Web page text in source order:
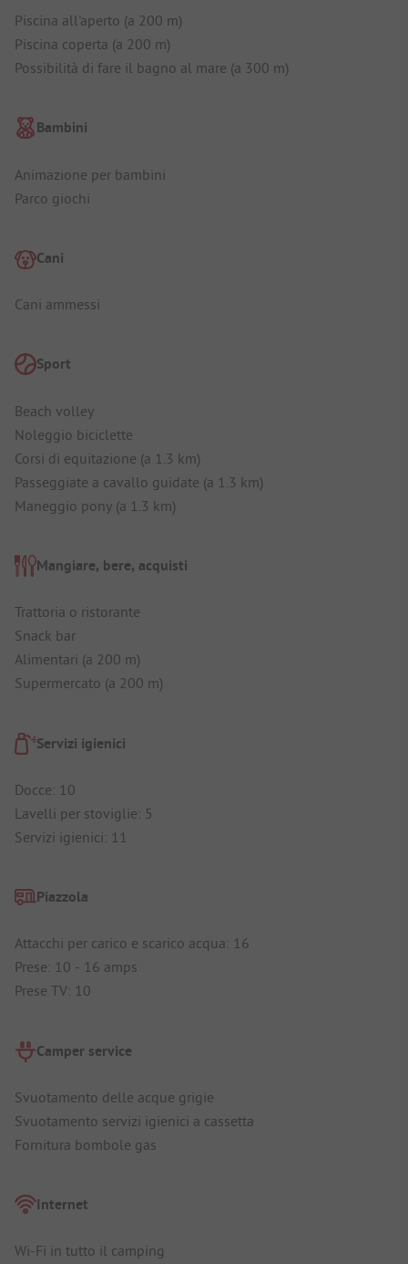
Piscina all'aperto (a 200 m)
Piscina coperta (a 200 m)
Possibilità di fare il bagno al mare (a 300 m)
Bambini
Animazione per bambini
Parco giochi
Cani
Cani ammessi
Sport
Beach volley
Noleggio biciclette
Corsi di equitazione (a 1.3 km)
Passeggiate a cavallo guidate (a 1.3 km)
Maneggio pony (a 1.3 km)
Mangiare, bere, acquisti
Trattoria o ristorante
Snack bar
Alimentari (a 200 m)
Supermercato (a 200 m)
Servizi igienici
Docce: 10
Lavelli per stoviglie: 5
Servizi igienici: 11
Piazzola
Attacchi per carico e scarico acqua: 16
Prese: 10 - 16 amps
Prese TV: 10
Camper service
Svuotamento delle acque grigie
Svuotamento servizi igienici a cassetta
Fornitura bombole gas
Internet
Wi-Fi in tutto il camping